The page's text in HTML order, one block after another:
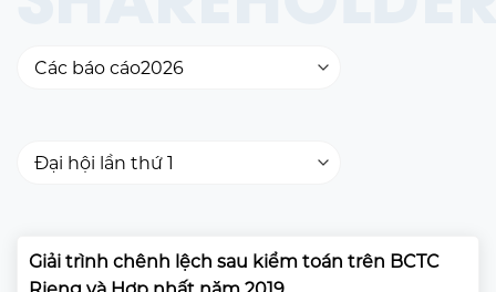
Giải trình chênh lệch sau kiểm toán trên BCTC